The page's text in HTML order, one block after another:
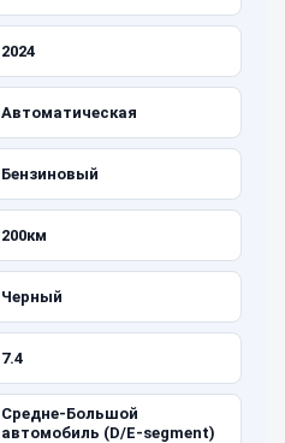
2024
Автоматическая
Бензиновый
200км
Черный
7.4
Средне-Большой
автомобиль (D/E-segment)